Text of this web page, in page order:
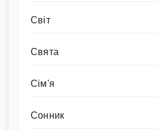
Світ
Свята
Сім'я
Сонник